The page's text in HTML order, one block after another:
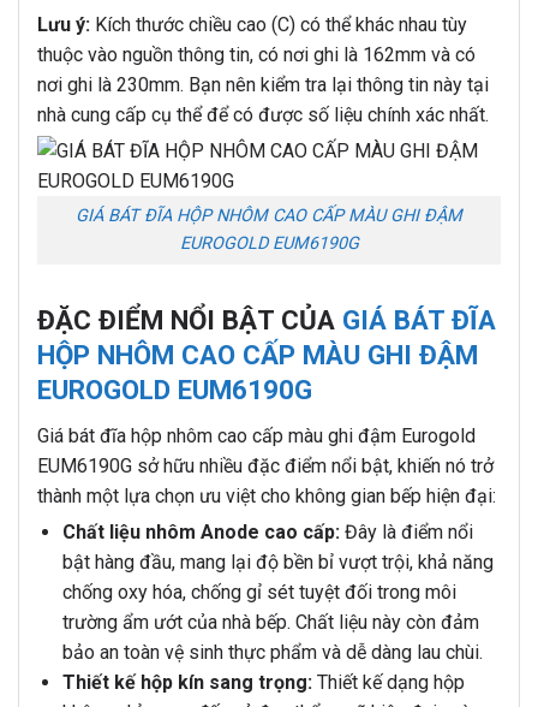
Lưu ý: Kích thước chiều cao (C) có thể khác nhau tùy
thuộc vào nguồn thông tin, có nơi ghi là 162mm và có
nơi ghi là 230mm. Bạn nên kiểm tra lại thông tin này tại
nhà cung cấp cụ thể để có được số liệu chính xác nhất.
GIÁ BÁT ĐĨA HỘP NHÔM CAO CẤP MÀU GHI ĐẬM
EUROGOLD EUM6190G
ĐẶC ĐIỂM NỔI BẬT CỦA GIÁ BÁT ĐĨA
HỘP NHÔM CAO CẤP MÀU GHI ĐẬM
EUROGOLD EUM6190G
Giá bát đĩa hộp nhôm cao cấp màu ghi đậm Eurogold
EUM6190G sở hữu nhiều đặc điểm nổi bật, khiến nó trở
thành một lựa chọn ưu việt cho không gian bếp hiện đại:
Chất liệu nhôm Anode cao cấp:Đây là điểm nổi
bật hàng đầu, mang lại độ bền bỉ vượt trội, khả năng
chống oxy hóa, chống gỉ sét tuyệt đối trong môi
trường ẩm ướt của nhà bếp. Chất liệu này còn đảm
bảo an toàn vệ sinh thực phẩm và dễ dàng lau chùi.
Thiết kế hộp kín sang trọng:Thiết kế dạng hộp